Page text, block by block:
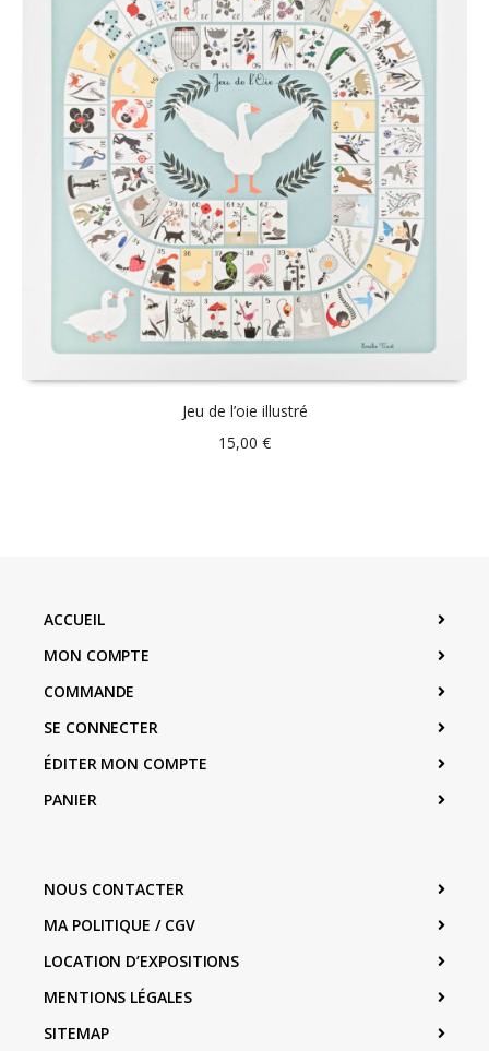
Jeu de l’oie illustré
15,00 €
ACCUEIL
MON COMPTE
COMMANDE
SE CONNECTER
ÉDITER MON COMPTE
PANIER
NOUS CONTACTER
MA POLITIQUE / CGV
LOCATION D’EXPOSITIONS
MENTIONS LÉGALES
SITEMAP